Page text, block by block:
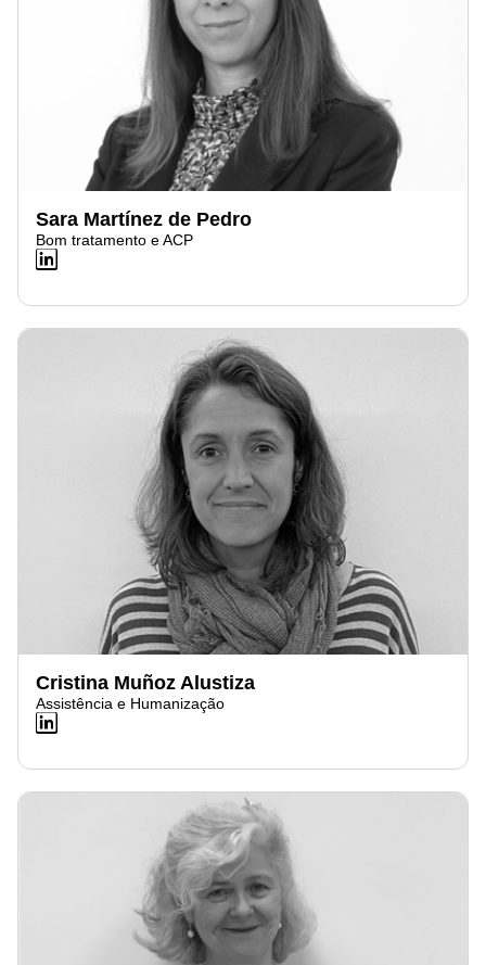
Sara Martínez de Pedro
Bom tratamento e ACP
Cristina Muñoz Alustiza
Assistência e Humanização